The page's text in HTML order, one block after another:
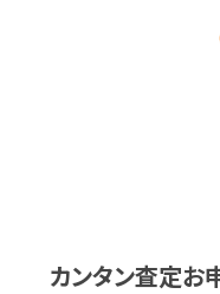
カンタン査定お